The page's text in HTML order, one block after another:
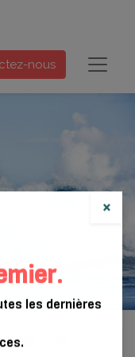
nous
×
.
les dernières